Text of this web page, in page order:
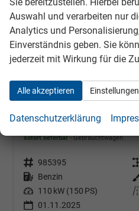
Cupra Formentor
sofort lieferbar Gebrauchtwagen
Fahrzeugnr. 985395
Kraftstoff Benzin
Leistung 110 kW (150 PS)
01.11.2025
Auswahl und verarbeiten nur
Analytics und
Einverständnis geben. Sie
jederzeit mit Wirkung für die
Alle akzeptieren Einstellungen
Datenschutzerklärung